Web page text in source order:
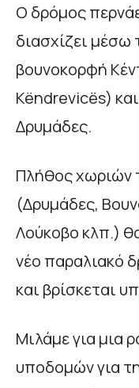
Ο δρόμος
διασχίζει μέσω
βουνοκορφή
Këndrevicës)
Δρυμάδες.
Πλήθος χωριών
(Δρυμάδες,
Λούκοβο κλπ.)
νέο παραλιακό
και βρίσκεται
Μιλάμε για μια
υποδομών για